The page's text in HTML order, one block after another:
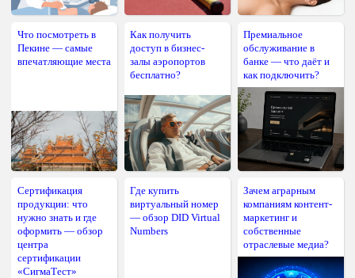
Что посмотреть в
Пекине — самые
впечатляющие места
Как получить
доступ в бизнес-
залы аэропортов
бесплатно?
Премиальное
обслуживание в
банке — что даёт и
как подключить?
Сертификация
продукции: что
нужно знать и где
оформить — обзор
центра
сертификации
«СигмаТест»
Где купить
виртуальный номер
— обзор DID Virtual
Numbers
Зачем аграрным
компаниям контент-
маркетинг и
собственные
отраслевые медиа?